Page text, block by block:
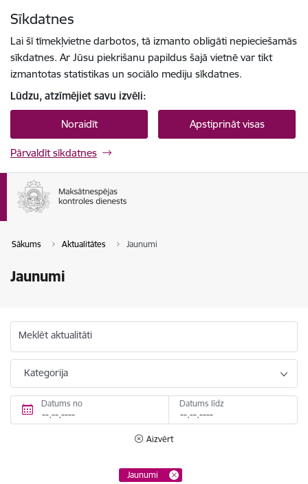
Sīkdatnes
Lai šī tīmekļvietne darbotos, tā izmanto obligāti nepieciešamās
sīkdatnes. Ar Jūsu piekrišanu papildus šajā vietnē var tikt
izmantotas statistikas un sociālo mediju sīkdatnes.
Lūdzu, atzīmējiet savu izvēli:
Noraidīt Apstiprināt visas
Pārvaldīt sīkdatnes
Sākums Aktualitātes Jaunumi
Jaunumi
Meklēt aktualitāti
Kategorija
Datums no Datums līdz
Aizvērt
Jaunumi